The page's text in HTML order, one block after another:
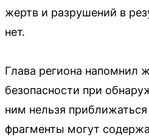
жертв и разрушений в
нет.
Глава региона напомнил
безопасности при
ним нельзя
фрагменты могут